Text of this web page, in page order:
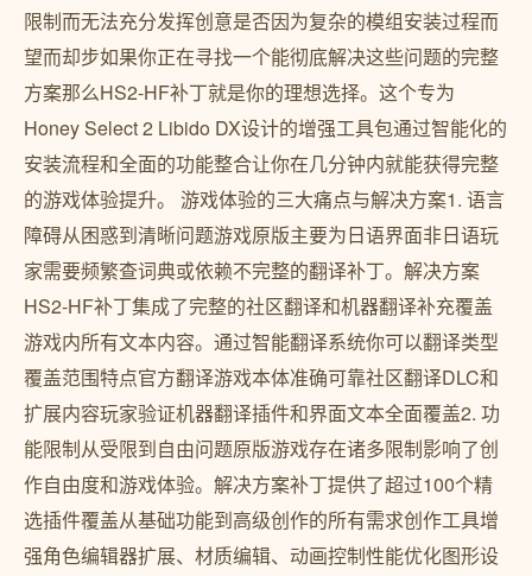
限制而无法充分发挥创意是否因为复杂的模组安装过程而
望而却步如果你正在寻找一个能彻底解决这些问题的完整
方案那么HS2-HF补丁就是你的理想选择。这个专为
Honey Select 2 Libido DX设计的增强工具包通过智能化的
安装流程和全面的功能整合让你在几分钟内就能获得完整
的游戏体验提升。 游戏体验的三大痛点与解决方案1. 语言
障碍从困惑到清晰问题游戏原版主要为日语界面非日语玩
家需要频繁查词典或依赖不完整的翻译补丁。解决方案
HS2-HF补丁集成了完整的社区翻译和机器翻译补充覆盖
游戏内所有文本内容。通过智能翻译系统你可以翻译类型
覆盖范围特点官方翻译游戏本体准确可靠社区翻译DLC和
扩展内容玩家验证机器翻译插件和界面文本全面覆盖2. 功
能限制从受限到自由问题原版游戏存在诸多限制影响了创
作自由度和游戏体验。解决方案补丁提供了超过100个精
选插件覆盖从基础功能到高级创作的所有需求创作工具增
强角色编辑器扩展、材质编辑、动画控制性能优化图形设